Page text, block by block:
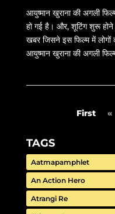
आयुष्मान खुराना की अगली
हो गई है। और, शूटिंग शुरू
खबर जिसने इस फिल्म में लोगों
आयुष्मान खुराना की अगली
First
«
TAGS
Aatmapamphlet
An Action Hero
Atrangi Re